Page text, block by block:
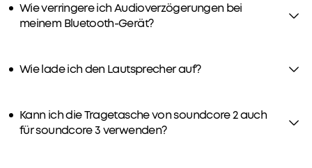
Wie verringere ich Audioverzögerungen bei
meinem Bluetooth-Gerät?
Wie lade ich den Lautsprecher auf?
Kann ich die Tragetasche von soundcore 2 auch
für soundcore 3 verwenden?